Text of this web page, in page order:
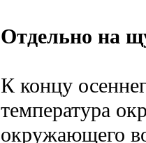
Отдельно на
К концу
температура
окружающего